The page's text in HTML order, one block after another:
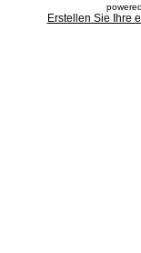
Erstellen Sie Ihre